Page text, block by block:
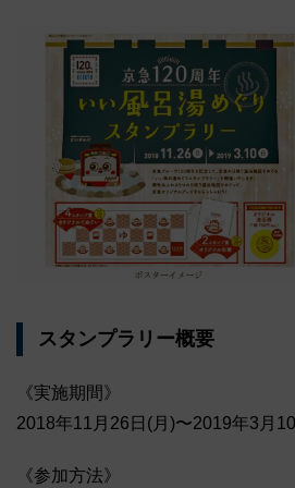
スタンプラリー概要
《実施期間》
2018年11月26日(月)〜2019年3月
《参加方法》